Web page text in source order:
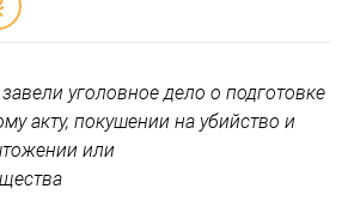
уголовное дело о подготовке
акту, покушении на убийство и
или